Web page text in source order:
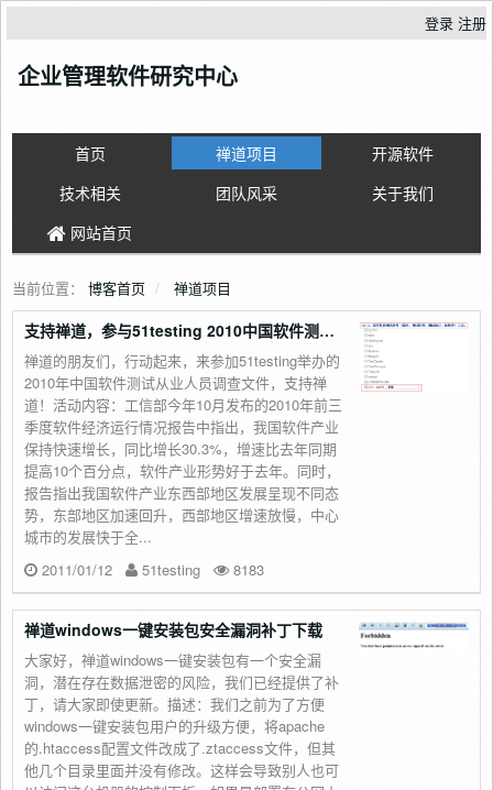
登录 注册
企业管理软件研究中心
首页 禅道项目
开源软件
技术相关
团队风采
关于我们
网站首页
当前位置： 博客首页 禅道项目
支持禅道，参与51testing 2010中国软件测试从业人员调查!
禅道的朋友们，行动起来，来参加51testing举办的
2010年中国软件测试从业人员调查文件，支持禅
道！活动内容：工信部今年10月发布的2010年前三
季度软件经济运行情况报告中指出，我国软件产业
保持快速增长，同比增长30.3%，增速比去年同期
提高10个百分点，软件产业形势好于去年。同时，
报告指出我国软件产业东西部地区发展呈现不同态
势，东部地区加速回升，西部地区增速放慢，中心
城市的发展快于全...
2011/01/12
51testing 8183
禅道windows一键安装包安全漏洞补丁下载
大家好，禅道windows一键安装包有一个安全漏
洞，潜在存在数据泄密的风险，我们已经提供了补
丁，请大家即使更新。描述：我们之前为了方便
windows一键安装包用户的升级方便，将apache
的.htaccess配置文件改成了.ztaccess文件，但其
他几个目录里面并没有修改。这样会导致别人也可